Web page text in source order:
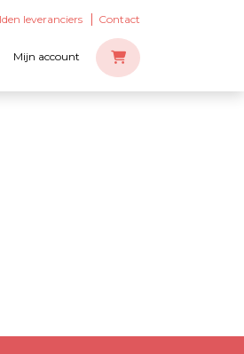
leveranciers Contact
Mijn account